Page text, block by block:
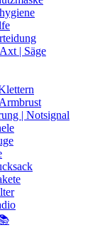
| Säge
| Notsignal